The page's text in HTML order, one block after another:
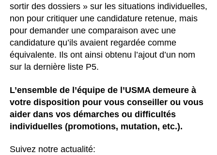
sortir des dossiers » sur les situations individuelles,
non pour critiquer une candidature retenue, mais
pour demander une comparaison avec une
candidature qu’ils avaient regardée comme
équivalente. Ils ont ainsi obtenu l’ajout d’un nom
sur la dernière liste P5.
L’ensemble de l’équipe de l’USMA demeure à
votre disposition pour vous conseiller ou vous
aider dans vos démarches ou difficultés
individuelles (promotions, mutation, etc.).
Suivez notre actualité: